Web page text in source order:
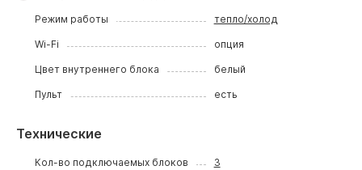
Режим работы тепло/холод
Wi-Fi опция
Цвет внутреннего блока белый
Пульт есть
Технические
Кол-во подключаемых блоков 3